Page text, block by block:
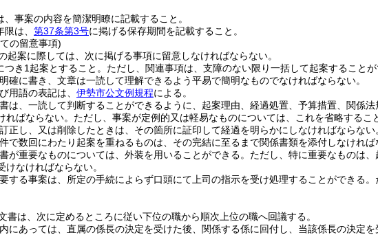
、事案の内容を簡潔明瞭に記載すること。
は、 第37条第3号に掲げる保存期間を記載すること。
の留意事項)
起案に際しては、次に掲げる事項に留意しなければならない。
つき1起案とすること。 ただし、関連事項は、支障のない限り一括して起案することが
確に書き、文章は一読して理解できるよう平易で簡明なものでなければならない。
用語の表記は、 伊勢市公文例規程による。
は、一読して判断することができるように、起案理由、経過処置、予算措置、関係
ればならない。 ただし、事案が定例的又は軽易なものについては、これを省略するこ
正し、又は削除したときは、その箇所に証印して経過を明らかにしなければならない
で数回にわたり起案を重ねるものは、その完結に至るまで関係書類を添付しなければ
が重要なものについては、外装を用いることができる。 ただし、特に重要なものは
けなければならない。
する事案は、所定の手続によらず口頭にて上司の指示を受け処理することができる。
書は、次に定めるところに従い下位の職から順次上位の職へ回議する。
にあっては、直属の係長の決定を受けた後、関係する係に回付し、当該係長の決定を